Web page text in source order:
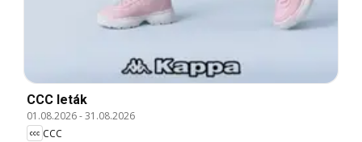
CCC leták
01.08.2026-31.08.2026
CCC